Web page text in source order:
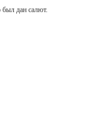
дан салют.